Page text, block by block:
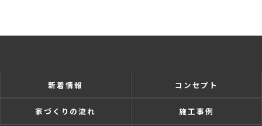
新着情報 コンセプト
家づくりの流れ 施工事例